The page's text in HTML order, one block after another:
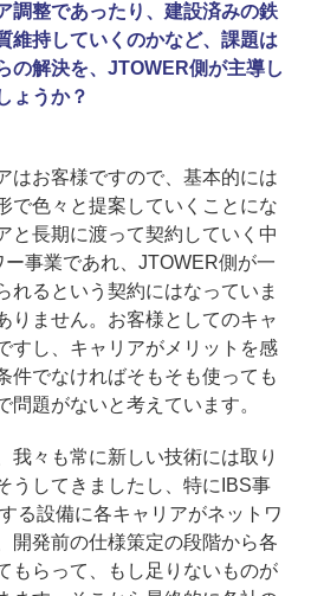
調整であったり、建設済みの鉄
維持していくのかなど、課題は
の解決を、JTOWER側が主導し
ょうか？
お客様ですので、基本的には
で色々と提案していくことにな
と長期に渡って契約していく中
事業であれ、JTOWER側が一
れるという契約にはなっていま
りません。お客様としてのキャ
すし、キャリアがメリットを感
件でなければそもそも使っても
問題がないと考えています。
々も常に新しい技術には取り
うしてきましたし、特にIBS事
る設備に各キャリアがネットワ
開発前の仕様策定の段階から各
もらって、もし足りないものが